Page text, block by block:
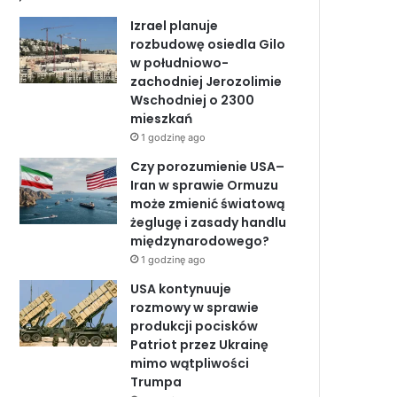
o
o
d
I
b
e
Izrael planuje
rozbudowę osiedla Gilo
w południowo-
zachodniej Jerozolimie
Wschodniej o 2300
mieszkań
1 godzinę ago
Czy porozumienie USA–
Iran w sprawie Ormuzu
może zmienić światową
żeglugę i zasady handlu
międzynarodowego?
1 godzinę ago
USA kontynuuje
rozmowy w sprawie
produkcji pocisków
Patriot przez Ukrainę
mimo wątpliwości
Trumpa